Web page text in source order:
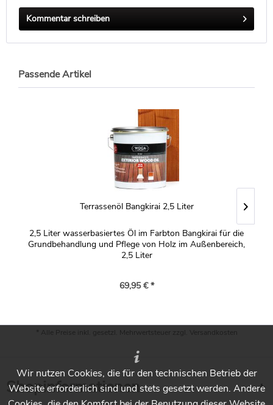
Kommentar schreiben
Passende Artikel
Terrassenöl Bangkirai 2,5 Liter
2,5 Liter wasserbasiertes Öl im Farbton Bangkirai für die
Grundbehandlung und Pflege von Holz im Außenbereich,
2,5 Liter
69,95 € *
* Alle Preise inkl. gesetzl. Mehrwertsteuer zzgl. Versandkosten
Shopinformationen
Wir nutzen Cookies, die für den technischen Betrieb der
Website erforderlich sind und stets gesetzt werden. Andere